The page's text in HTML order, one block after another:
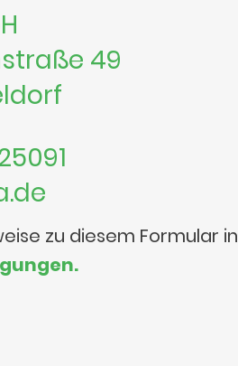
49
zu diesem Formular